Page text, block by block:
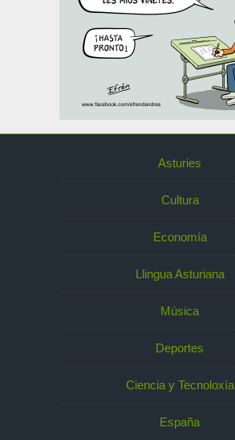
Asturies
Cultura
Economía
Llingua Asturiana
Música
Deportes
Ciencia y Tecnoloxía
España